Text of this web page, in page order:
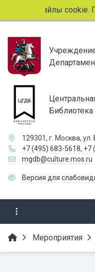
файлы cookie.
Библиотека
129301, г. Москва, ул.
+7 (495) 683-5618, +7
mgdb@culture.mos.ru
Версия для
Мероприятия